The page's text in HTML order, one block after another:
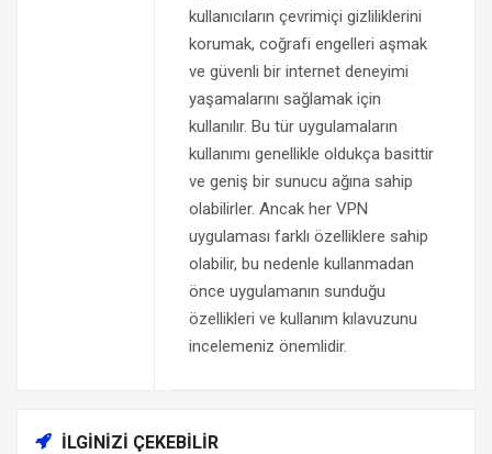
kullanıcıların çevrimiçi gizliliklerini
korumak, coğrafi engelleri aşmak
ve güvenli bir internet deneyimi
yaşamalarını sağlamak için
kullanılır. Bu tür uygulamaların
kullanımı genellikle oldukça basittir
ve geniş bir sunucu ağına sahip
olabilirler. Ancak her VPN
uygulaması farklı özelliklere sahip
olabilir, bu nedenle kullanmadan
önce uygulamanın sunduğu
özellikleri ve kullanım kılavuzunu
incelemeniz önemlidir.
İLGINIZI ÇEKEBILIR